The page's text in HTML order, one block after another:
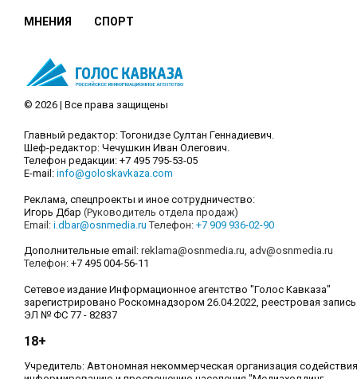
МНЕНИЯ СПОРТ
© 2026 | Все права защищены
Главный редактор: Тогонидзе Султан Геннадиевич.
Шеф-редактор: Чечушкин Иван Олегович.
Телефон редакции: +7 495 795-53-05
E-mail: info@goloskavkaza.com
Реклама, спецпроекты и иное сотрудничество:
Игорь Дбар (Руководитель отдела продаж)
Email: i.dbar@osnmedia.ru Телефон: +7 909 936-02-90
Дополнительные email: reklama@osnmedia.ru, adv@osnmedia.ru
Телефон: +7 495 004-56-11
Сетевое издание Информационное агентство "Голос Кавказа"
зарегистрировано Роскомнадзором 26.04.2022, реестровая запись
ЭЛ № ФС 77 - 82837
18+
Учредитель: Автономная некоммерческая организация содействия